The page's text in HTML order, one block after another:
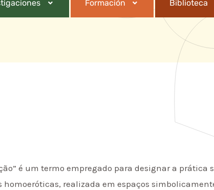
Formación Biblioteca
é um termo empregado para designar a prática
realizada em espaços